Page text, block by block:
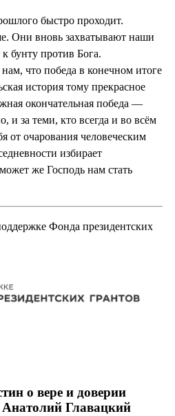
быстро проходит.
Они вновь захватывают наши
бунту против Бога.
что победа в конечном итоге
история тому прекрасное
окончательная победа —
и за теми, кто всегда и во всём
от очарования человеческим
избирает
же Господь нам стать
Фонда президентских
о вере и доверии
Главацкий